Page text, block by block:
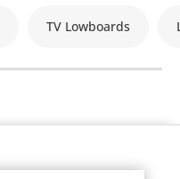
TV Lowboards